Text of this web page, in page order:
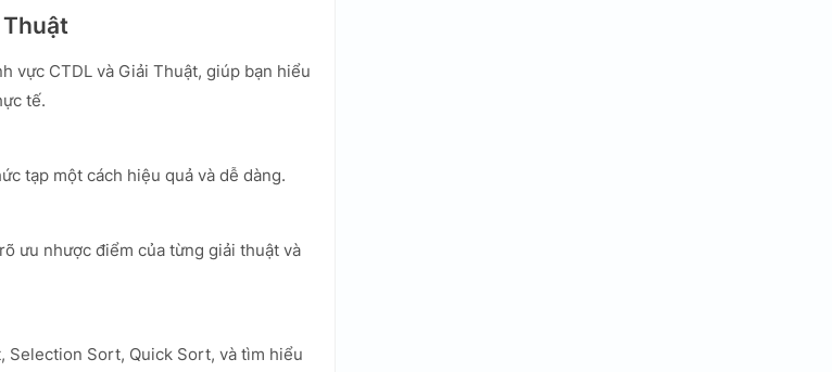
Thuật
vực CTDL và Giải Thuật, giúp bạn hiểu
tế.
tạp một cách hiệu quả và dễ dàng.
ưu nhược điểm của từng giải thuật và
Selection Sort, Quick Sort, và tìm hiểu